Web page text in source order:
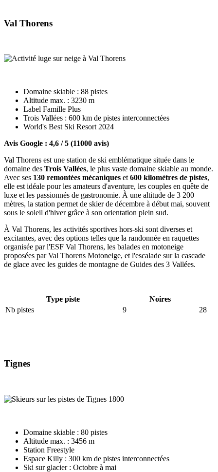
Val Thorens
Domaine skiable : 88 pistes
Altitude max. : 3230 m
Label Famille Plus
Trois Vallées : 600 km de pistes interconnectées
World's Best Ski Resort 2024
Avis Google : 4,6 / 5 (11000 avis)
Val Thorens est une station de ski emblématique située dans le
domaine des Trois Vallées, le plus vaste domaine skiable au monde.
Avec ses 130 remontées mécaniques et600 kilomètres de pistes,
elle est idéale pour les amateurs d'aventure, les couples en quête de
luxe et les passionnés de gastronomie. À une altitude de 3 200
mètres, la station permet de skier de décembre à début mai, souvent
sous le soleil d'hiver grâce à son orientation plein sud.
À Val Thorens, les activités sportives hors-ski sont diverses et
excitantes, avec des options telles que la randonnée en raquettes
organisée par l'ESF Val Thorens, les balades en motoneige
proposées par Val Thorens Motoneige, et l'escalade sur la cascade
de glace avec les guides de montagne de Guides des 3 Vallées.
Type piste
Noires
Nb pistes
9 28
Tignes
Domaine skiable : 80 pistes
Altitude max. : 3456 m
Station Freestyle
Espace Killy : 300 km de pistes interconnectées
Ski sur glacier : Octobre à mai